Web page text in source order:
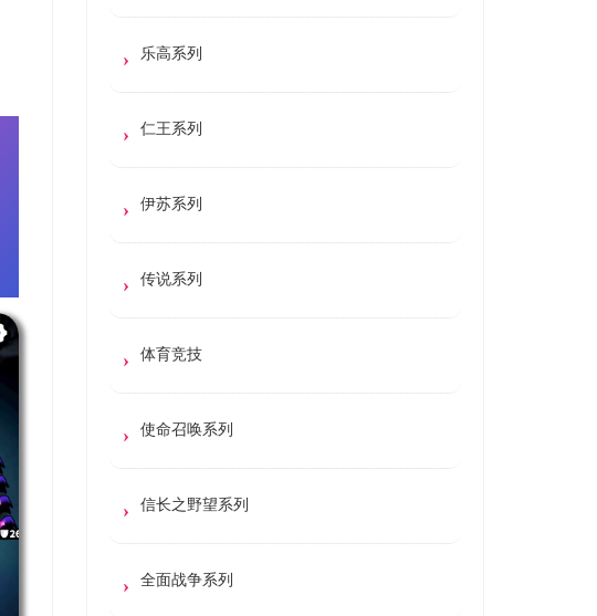
乐高系列
仁王系列
伊苏系列
传说系列
体育竞技
使命召唤系列
信长之野望系列
全面战争系列